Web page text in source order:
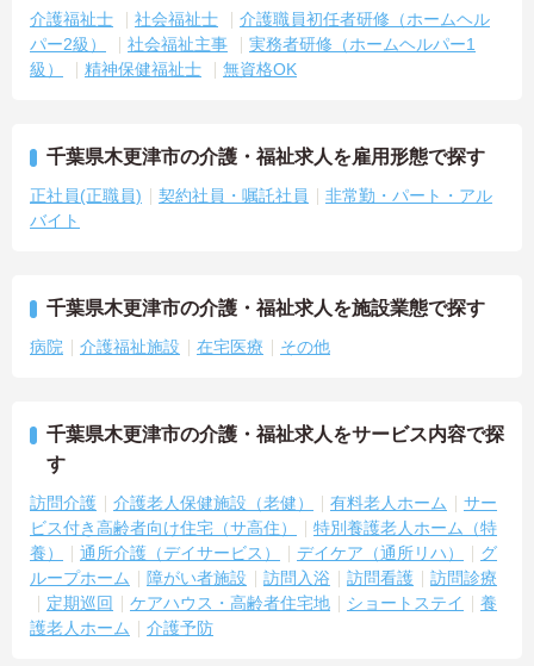
介護福祉士 社会福祉士
介護職員初任者研修（ホームヘル
パー2級）
社会福祉主事
実務者研修（ホームヘルパー1
級）
精神保健福祉士 無資格OK
千葉県木更津市の介護・福祉求人を雇用形態で探す
正社員(正職員) 契約社員・嘱託社員
非常勤・パート・アル
バイト
千葉県木更津市の介護・福祉求人を施設業態で探す
病院 介護福祉施設 在宅医療 その他
千葉県木更津市の介護・福祉求人をサービス内容で探
す
訪問介護 介護老人保健施設（老健） 有料老人ホーム
サー
ビス付き高齢者向け住宅（サ高住）
特別養護老人ホーム（特
養）
通所介護（デイサービス） デイケア（通所リハ）
グ
ループホーム
障がい者施設 訪問入浴 訪問看護
訪問診療
定期巡回
ケアハウス・高齢者住宅地 ショートステイ
養
護老人ホーム
介護予防